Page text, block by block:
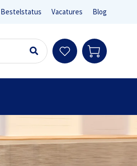
Bestelstatus Vacatures Blog